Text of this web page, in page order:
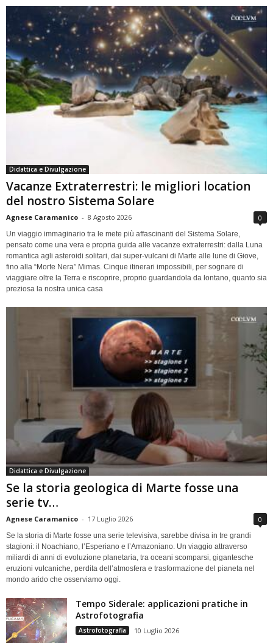
Didattica e Divulgazione
Vacanze Extraterrestri: le migliori location
del nostro Sistema Solare
Agnese Caramanico - 8 Agosto 2026 0
Un viaggio immaginario tra le mete più affascinanti del Sistema Solare,
pensato come una vera e propria guida alle vacanze extraterrestri: dalla Luna
romantica agli asteroidi solitari, dai super-vulcani di Marte alle lune di Giove,
fino alla “Morte Nera” Mimas. Cinque itinerari impossibili, per sognare di
viaggiare oltre la Terra e riscoprire, proprio guardandola da lontano, quanto sia
preziosa la nostra unica casa
Didattica e Divulgazione
Se la storia geologica di Marte fosse una
serie tv…
Agnese Caramanico - 17 Luglio 2026 0
Se la storia di Marte fosse una serie televisiva, sarebbe divisa in tre grandi
stagioni: il Noachiano, l’Esperiano e l’Amazoniano. Un viaggio attraverso
miliardi di anni di evoluzione planetaria, tra oceani scomparsi, gigantesche
eruzioni vulcaniche, perdita dell’atmosfera e trasformazione del pianeta nel
mondo arido che osserviamo oggi.
Tempo Siderale: applicazioni pratiche in
Astrofotografia
Astrofotografia 10 Luglio 2026